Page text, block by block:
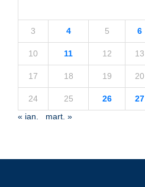
3 4 5 6
10 11 12 13
17 18 19 20
24 25 26 27
« ian.
mart. »